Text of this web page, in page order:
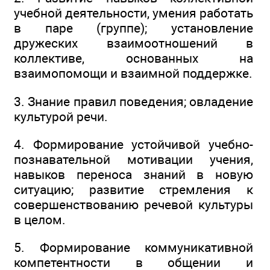
учебной деятельности, умения работать
в паре (группе); установление
дружеских взаимоотношений в
коллективе, основанных на
взаимопомощи и взаимной поддержке.
3. Знание правил поведения; овладение
культурой речи.
4. Формирование устойчивой учебно-
познавательной мотивации учения,
навыков переноса знаний в новую
ситуацию; развитие стремления к
совершенствованию речевой культуры
в целом.
5. Формирование коммуникативной
компетентности в общении и